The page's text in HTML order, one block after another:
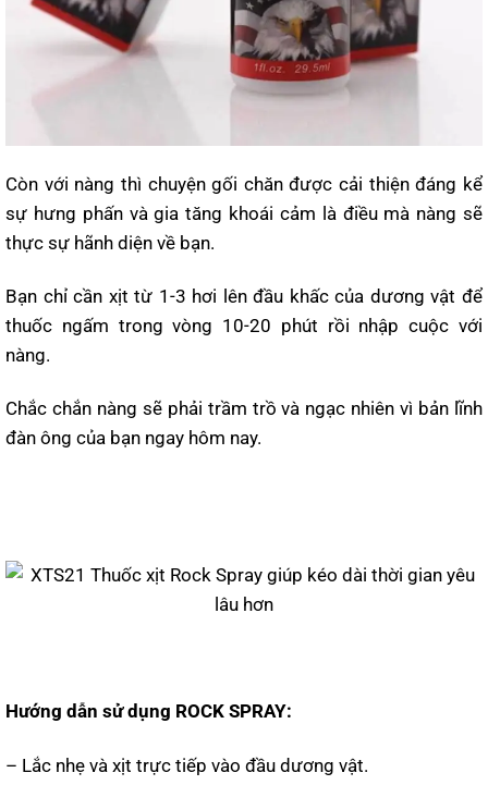
Còn với nàng thì chuyện gối chăn được cải thiện đáng kể
sự hưng phấn và gia tăng khoái cảm là điều mà nàng sẽ
thực sự hãnh diện về bạn.
Bạn chỉ cần xịt từ 1-3 hơi lên đầu khấc của dương vật để
thuốc ngấm trong vòng 10-20 phút rồi nhập cuộc với
nàng.
Chắc chắn nàng sẽ phải trầm trồ và ngạc nhiên vì bản lĩnh
đàn ông của bạn ngay hôm nay.
Hướng dẫn sử dụng ROCK SPRAY:
– Lắc nhẹ và xịt trực tiếp vào đầu dương vật.